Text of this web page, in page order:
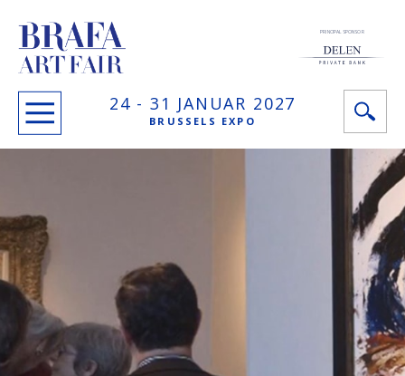
24 - 31 JANUAR 2027
BRUSSELS EXPO
PRINCIPAL SPONSOR